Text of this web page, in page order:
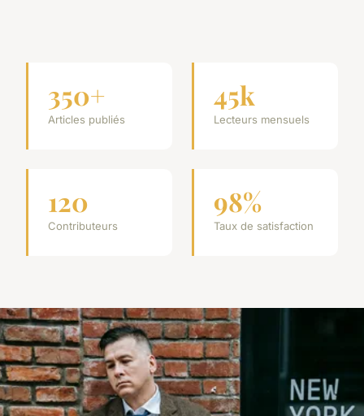
350+
Articles publiés
45k
Lecteurs mensuels
120
Contributeurs
98%
Taux de satisfaction